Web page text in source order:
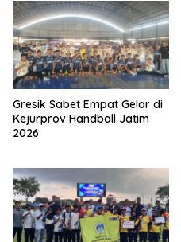
Gresik Sabet Empat Gelar di
Kejurprov Handball Jatim
2026